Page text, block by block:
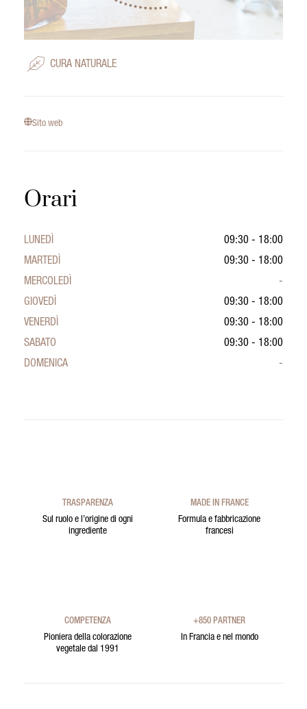
CURA NATURALE
Sito web
Orari
LUNEDÌ
09:30 - 18:00
MARTEDÌ
09:30 - 18:00
MERCOLEDÌ
-
GIOVEDÌ
09:30 - 18:00
VENERDÌ
09:30 - 18:00
SABATO
09:30 - 18:00
DOMENICA
-
TRASPARENZA
Sul ruolo e l’origine di ogni
ingrediente
MADE IN FRANCE
Formula e fabbricazione
francesi
COMPETENZA
Pioniera della colorazione
vegetale dal 1991
+850 PARTNER
In Francia e nel mondo